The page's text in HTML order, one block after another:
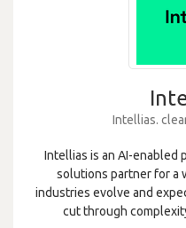
Intellias.
Intellias is an AI-enabled
solutions partner for a
industries evolve and
cut through